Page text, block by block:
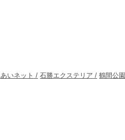
いネット 石勝エクステリア 鶴間公園